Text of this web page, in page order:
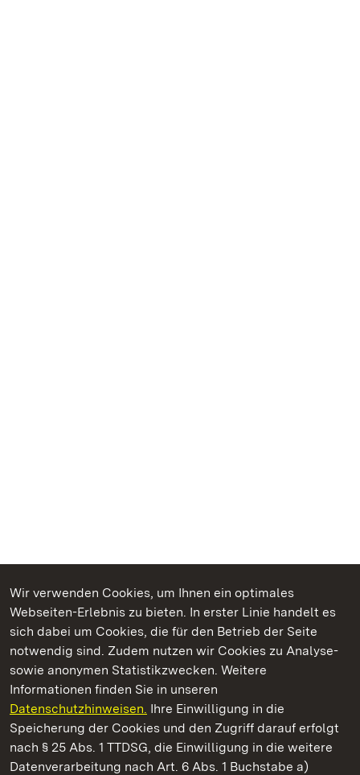
Wir verwenden Cookies, um Ihnen ein optimales
Webseiten-Erlebnis zu bieten. In erster Linie handelt es
sich dabei um Cookies, die für den Betrieb der Seite
notwendig sind. Zudem nutzen wir Cookies zu Analyse-
sowie anonymen Statistikzwecken. Weitere
Informationen finden Sie in unseren
Datenschutzhinweisen. Ihre Einwilligung in die
Speicherung der Cookies und den Zugriff darauf erfolgt
nach § 25 Abs. 1 TTDSG, die Einwilligung in die weitere
Datenverarbeitung nach Art. 6 Abs. 1 Buchstabe a)
Kommen. Staunen. Genießen.
Staatliche Schlösser und Gärten Baden‑Württemberg
Staatliche Schlösser und Gärten Baden-Württemberg